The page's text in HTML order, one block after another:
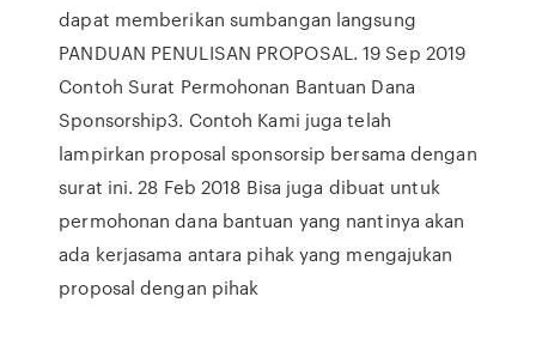
dapat memberikan sumbangan langsung
PANDUAN PENULISAN PROPOSAL. 19 Sep 2019
Contoh Surat Permohonan Bantuan Dana
Sponsorship3. Contoh Kami juga telah
lampirkan proposal sponsorsip bersama dengan
surat ini. 28 Feb 2018 Bisa juga dibuat untuk
permohonan dana bantuan yang nantinya akan
ada kerjasama antara pihak yang mengajukan
proposal dengan pihak